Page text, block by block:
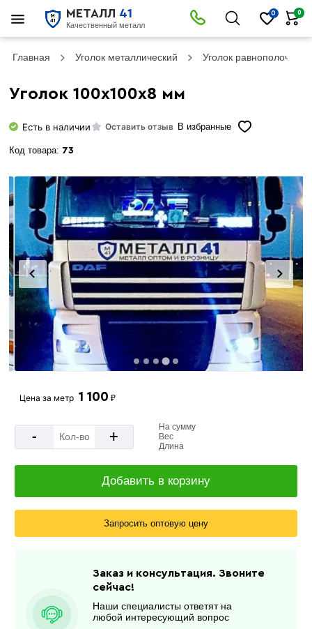
МЕТАЛЛ 41
Качественный металл
0 0
Главная Уголок металлический Уголок равнополочный
Уголок 100х100х8 мм
Есть в наличии Оставить отзыв В избранные
Код товара: 73
Цена за метр 1 100 ₽
- +
На сумму
Вес
Длина
Добавить в корзину
Запросить оптовую цену
Заказ и консультация. Звоните
сейчас!
Наши специалисты ответят на
любой интересующий вопрос